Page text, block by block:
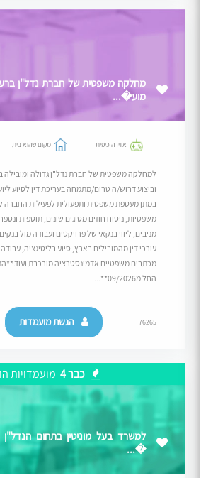
מחלקה משפטית של חברת נדל"ן
מוע�...
אווירה כיפית מקום שהוא בית
למחלקה משפטית של חברת נדל"ן גדולה ומובילה
וביצוע דרוש/ה טרום/מתמחה בעריכת דין לסיוע
במתן מעטפת משפטית ותפעולית לפעילות החברה
משפטיות, ניסוח חוזים מסוגים שונים, תוספות
מניבים, ליווי בנקאי של פרויקטים ועבודה מול
עורכי דין מהמובילים בארץ, סיוע בליטיגציה,
מכתבים משפטיים אדמינסטרציה מורכבת
החל מ09/2026**...
76265 הגשת מועמדות
כבר 4 מועמדויות
למשרד בעל מוניטין בתחום הנדל"ן
�...